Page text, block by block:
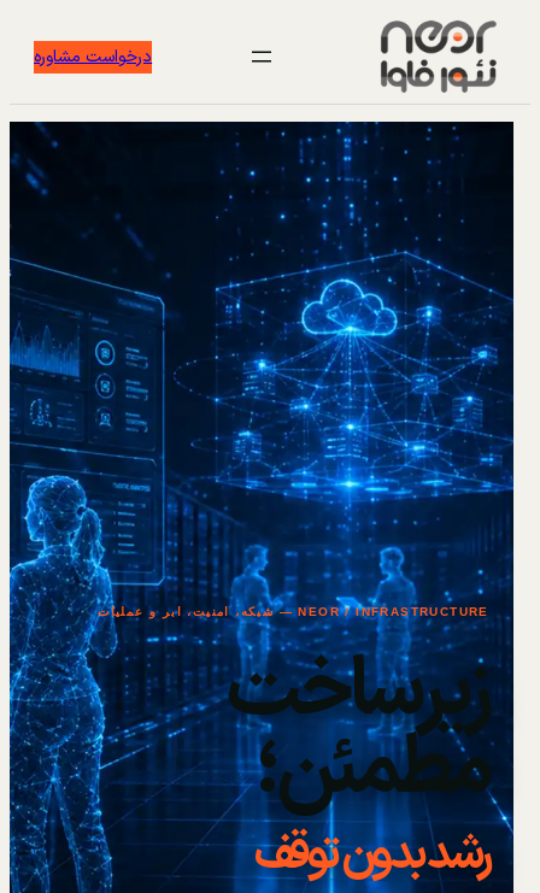
درخواست مشاوره
NEOR / INFRASTRUCTURE — شبکه، امنیت، ابر و عملیات
زیرساخت
مطمئن؛
رشد بدون توقف